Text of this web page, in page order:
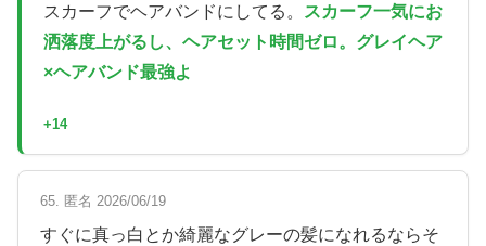
スカーフでヘアバンドにしてる。
スカーフ一気にお
洒落度上がるし、ヘアセット時間ゼロ。グレイヘア
×ヘアバンド最強よ
+14
65. 匿名 2026/06/19
すぐに真っ白とか綺麗なグレーの髪になれるならそ